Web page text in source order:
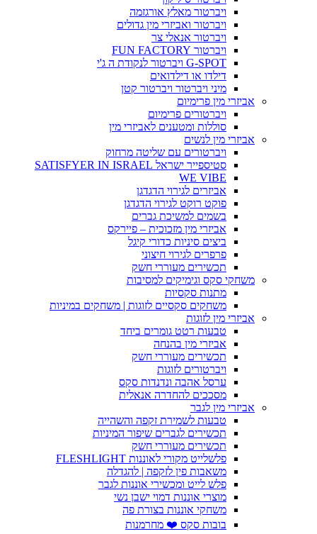
ויברטור מאלץ אורגזמה
ויברטור ואביזרי מין גדולים
ויברטור אנאלי צר
ויברטור FUN FACTORY
G-SPOT ויברטור לנקודת ה ג'י
דילדו או דילדואים
מיני ויברטור ויברטור קטן
אביזרי מין פרימיום
ויברטורים פרימיום
סוללות ומטענים לאביזרי מין
אביזרי מין לנשים
ויברטורים עם שליטה מרחוק
סטיספייר ישראל SATISFYER IN ISRAEL
WE VIBE
אביזרים לגירוי הדגדגן
פוקט רוקט לגירוי הדגדגן
בשמים למשיכת גברים
אביזרי מין מזכוכית – פיירקס
ביצים סיניות כדורי קיגל
פרפרים לגירוי חיצוני
תכשירים מעוררי חשק
משחקי סקס וגימיקים למסיבות
מתנות סקסיות
משחקים סקסיים לזוגות | משחקים במיניות
אביזרי מין לזוגות
טבעות רטט גומרים ביחד
אביזרי מין בהנחה
תכשירים מעוררי חשק
ויברטורים לזוגות
ערסל אהבה ונדנדות סקס
מסככים להחדרה אנאלית
אביזרי מין לגבר
טבעות לשמירת זקפה והשהייה
תכשירים לגברים שיפור המיניות
תכשירים מעוררי חשק
פלשלייט מקורי לאוננות FLESHLIGHT
משאבות פין לזקפה | להגדלה
פלש לייט ומכשירי אוננות לגבר
מוצרי אוננות דמוי ישבן נשי
משחקי אוננות בצורת פה
בובות סקס ❤️ מחרמנות